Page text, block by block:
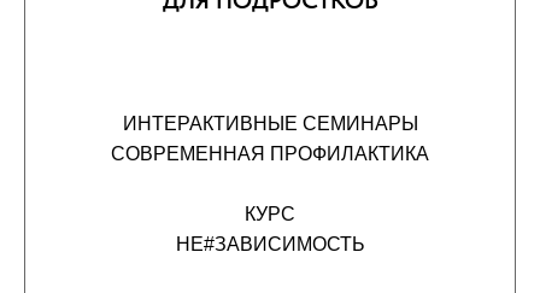
ИНТЕРАКТИВНЫЕ СЕМИНАРЫ
СОВРЕМЕННАЯ ПРОФИЛАКТИКА
КУРС
НЕ#ЗАВИСИМОСТЬ